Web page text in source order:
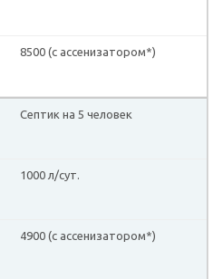
8500 (с ассенизатором*)
Септик на 5 человек
1000 л/сут.
4900 (с ассенизатором*)